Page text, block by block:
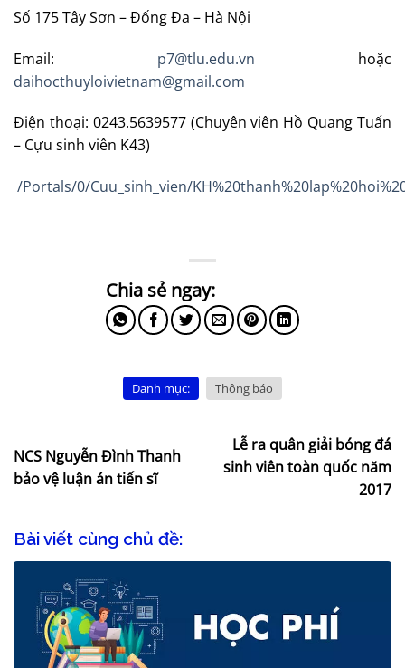
Số 175 Tây Sơn – Đống Đa – Hà Nội
Email: p7@tlu.edu.vn hoặc
daihocthuyloivietnam@gmail.com
Điện thoại: 0243.5639577 (Chuyên viên Hồ Quang Tuấn
– Cựu sinh viên K43)
/Portals/0/Cuu_sinh_vien/
Danh mục: Thông báo
NCS Nguyễn Đình Thanh
bảo vệ luận án tiến sĩ
Lễ ra quân giải bóng đá
sinh viên toàn quốc năm
2017
Bài viết cùng chủ đề: